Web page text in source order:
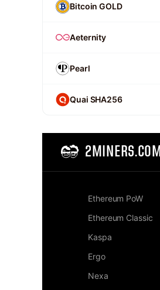
Bitcoin GOLD
Aeternity
Pearl
Quai SHA256
2MINERS.COM
Ethereum PoW
Ethereum Classic
Kaspa
Ergo
Nexa